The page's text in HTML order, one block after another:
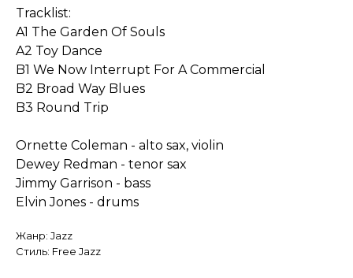
Tracklist:
A1 The Garden Of Souls
A2 Toy Dance
B1 We Now Interrupt For A Commercial
B2 Broad Way Blues
B3 Round Trip
Ornette Coleman - alto sax, violin
Dewey Redman - tenor sax
Jimmy Garrison - bass
Elvin Jones - drums
Жанр: Jazz
Стиль: Free Jazz